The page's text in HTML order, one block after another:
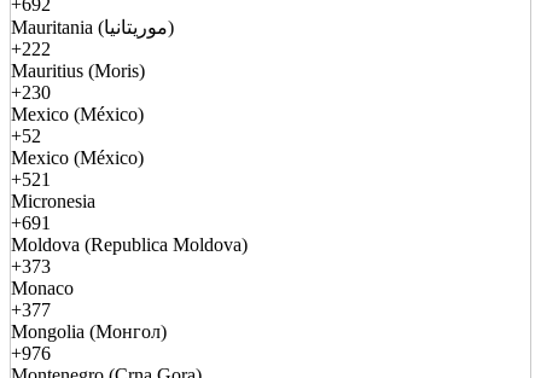
+692
Mauritania (موريتانيا)
+222
Mauritius (Moris)
+230
Mexico (México)
+52
Mexico (México)
+521
Micronesia
+691
Moldova (Republica Moldova)
+373
Monaco
+377
Mongolia (Монгол)
+976